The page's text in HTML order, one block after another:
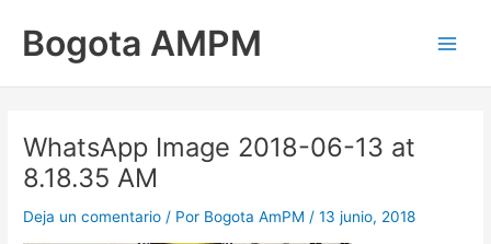
contenido
Bogota AMPM
WhatsApp Image 2018-06-13 at
8.18.35 AM
Deja un comentario / Por Bogota AmPM /13 junio, 2018